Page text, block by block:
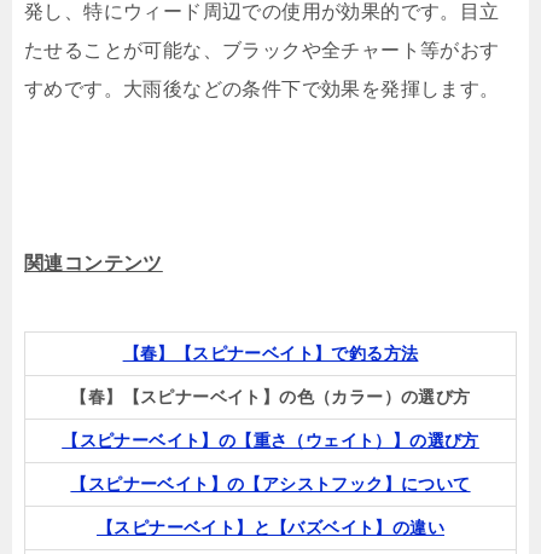
発し、特にウィード周辺での使用が効果的です。目立
たせることが可能な、ブラックや全チャート等がおす
すめです。大雨後などの条件下で効果を発揮します。
関連コンテンツ
【春】【スピナーベイト】で釣る方法
【春】【スピナーベイト】の色（カラー）の選び方
【スピナーベイト】の【重さ（ウェイト）】の選び方
【スピナーベイト】の【アシストフック】について
【スピナーベイト】と【バズベイト】の違い